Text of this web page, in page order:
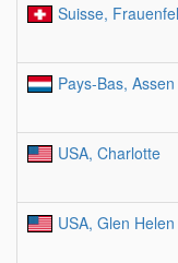
Suisse,
Pays-Bas, Assen
USA, Charlotte
USA, Glen Helen